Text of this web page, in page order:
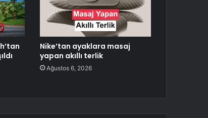
Nike’tan ayaklara masaj
yapan akıllı terlik
Ağustos 6, 2026